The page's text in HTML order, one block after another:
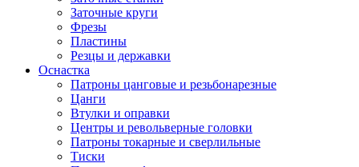
Заточные круги
Фрезы
Пластины
Резцы и державки
Оснастка
Патроны цанговые и резьбонарезные
Цанги
Втулки и оправки
Центры и револьверные головки
Патроны токарные и сверлильные
Тиски